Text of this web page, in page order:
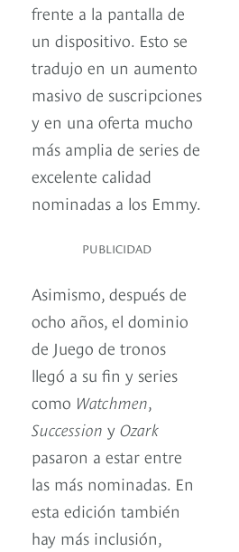
frente a la pantalla de
un dispositivo. Esto se
tradujo en un aumento
masivo de suscripciones
y en una oferta mucho
más amplia de series de
excelente calidad
nominadas a los Emmy.
PUBLICIDAD
Asimismo, después de
ocho años, el dominio
de Juego de tronos
llegó a su fin y series
como Watchmen,
Succession y Ozark
pasaron a estar entre
las más nominadas. En
esta edición también
hay más inclusión,